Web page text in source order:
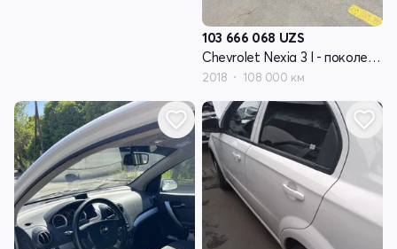
103 666 068 UZS
Chevrolet Nexia 3 I - поколение
2018 108 000 км